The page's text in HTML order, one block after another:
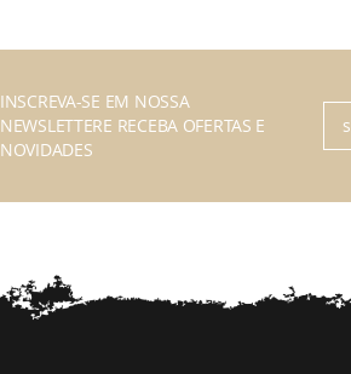
INSCREVA-SE EM NOSSA
NEWSLETTERE RECEBA OFERTAS E
NOVIDADES